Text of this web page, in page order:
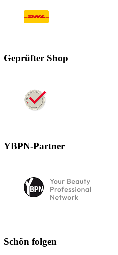
Geprüfter Shop
YBPN-Partner
Schön folgen